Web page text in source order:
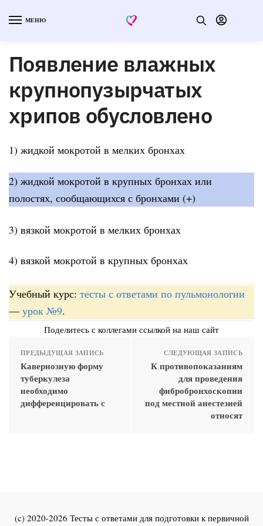
МЕНЮ
Появление влажных
крупнопузырчатых
хрипов обусловлено
1) жидкой мокротой в мелких бронхах
2) жидкой мокротой в крупных бронхах или
полостях, сообщающихся с бронхами (+)
3) вязкой мокротой в мелких бронхах
4) вязкой мокротой в крупных бронхах
Учебный курс: тесты с ответами по пульмонологии
— урок №9.
Поделитесь с коллегами ссылкой на наш сайт
ПРЕДЫДУЩАЯ ЗАПИСЬ
Кавернозную форму
туберкулеза
необходимо
дифференцировать с
СЛЕДУЮЩАЯ ЗАПИСЬ
К противопоказаниям
для проведения
фибробронхоскопии
под местной анестезией
относят
(c) 2020-2026 Тесты с ответами для подготовки к первичной